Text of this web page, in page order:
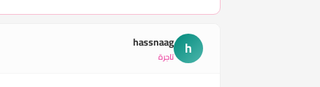
h
hassnaag
تاجرة